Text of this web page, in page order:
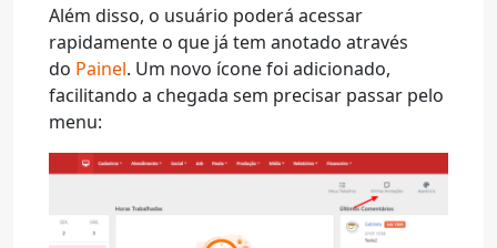
Além disso, o usuário poderá acessar
rapidamente o que já tem anotado através
do Painel. Um novo ícone foi adicionado,
facilitando a chegada sem precisar passar pelo
menu: